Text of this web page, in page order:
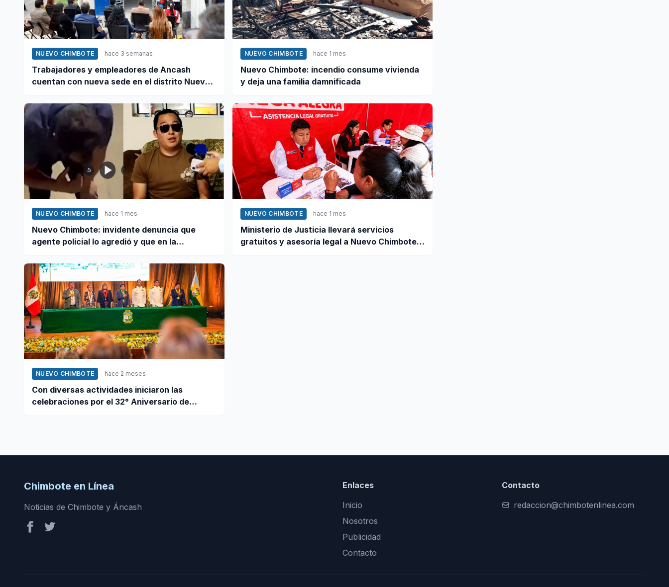
NUEVO CHIMBOTE hace 3 semanas
Trabajadores y empleadores de Ancash
cuentan con nueva sede en el distrito Nuevo
NUEVO CHIMBOTE hace 1 mes
Nuevo Chimbote: incendio consume vivienda
y deja una familia damnificada
NUEVO CHIMBOTE hace 1 mes
Nuevo Chimbote: invidente denuncia que
agente policial lo agredió y que en la
NUEVO CHIMBOTE hace 1 mes
Ministerio de Justicia llevará servicios
gratuitos y asesoría legal a Nuevo Chimbote
NUEVO CHIMBOTE hace 2 meses
Con diversas actividades iniciaron las
celebraciones por el 32° Aniversario de
Chimbote en Línea
Noticias de Chimbote y Áncash
Enlaces
Inicio
Nosotros
Publicidad
Contacto
Contacto
redaccion@chimbotenlinea.com